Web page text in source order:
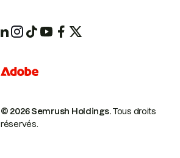
© 2026 Semrush Holdings.Tous droits
réservés.